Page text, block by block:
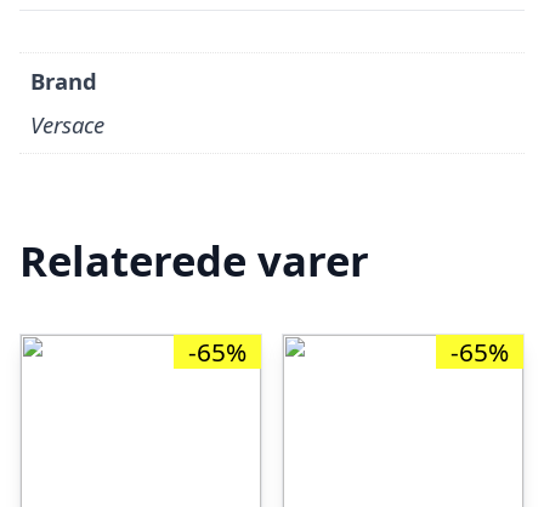
Brand
Versace
Relaterede varer
-65% -65%